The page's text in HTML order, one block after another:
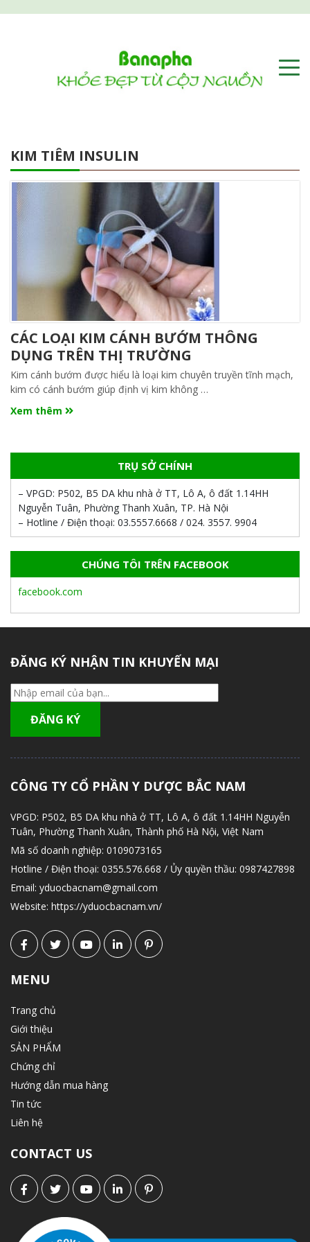
KIM TIÊM INSULIN
CÁC LOẠI KIM CÁNH BƯỚM THÔNG
DỤNG TRÊN THỊ TRƯỜNG
Kim cánh bướm được hiểu là loại kim chuyên truyền tĩnh mạch,
kim có cánh bướm giúp định vị kim không …
Xem thêm
TRỤ SỞ CHÍNH
– VPGD: P502, B5 DA khu nhà ở TT, Lô A, ô đất 1.14HH
Nguyễn Tuân, Phường Thanh Xuân, TP. Hà Nội
– Hotline / Điện thoại: 03.5557.6668 / 024. 3557. 9904
CHÚNG TÔI TRÊN FACEBOOK
facebook.com
ĐĂNG KÝ NHẬN TIN KHUYẾN MẠI
CÔNG TY CỔ PHẦN Y DƯỢC BẮC NAM
VPGD: P502, B5 DA khu nhà ở TT, Lô A, ô đất 1.14HH Nguyễn
Tuân, Phường Thanh Xuân, Thành phố Hà Nội, Việt Nam
Mã số doanh nghiệp: 0109073165
Hotline / Điện thoại: 0355.576.668 / Ủy quyền thầu: 0987427898
Email: yduocbacnam@gmail.com
Website: https://yduocbacnam.vn/
MENU
Trang chủ
Giới thiệu
SẢN PHẨM
Chứng chỉ
Hướng dẫn mua hàng
Tin tức
Liên hệ
CONTACT US